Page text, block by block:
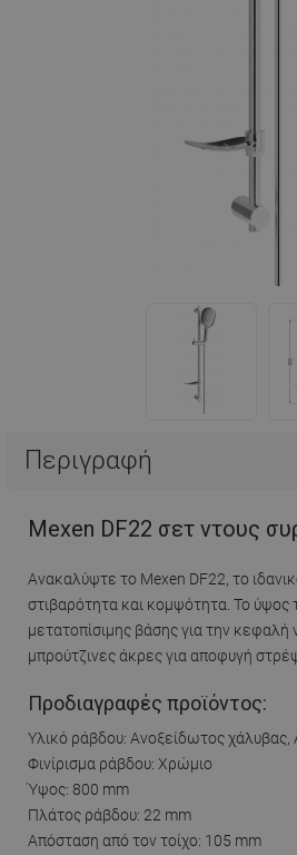
Περιγραφή
Mexen DF22 σετ ντους
Ανακαλύψτε το Mexen DF22, το
στιβαρότητα και κομψότητα. Το ύψος
μετατοπίσιμης βάσης για την
μπρούτζινες άκρες για αποφυγή
Προδιαγραφές προϊόντος:
Υλικό ράβδου: Ανοξείδωτος χάλυβας,
Φινίρισμα ράβδου: Χρώμιο
Ύψος: 800 mm
Πλάτος ράβδου: 22 mm
Απόσταση από τον τοίχο: 105 mm